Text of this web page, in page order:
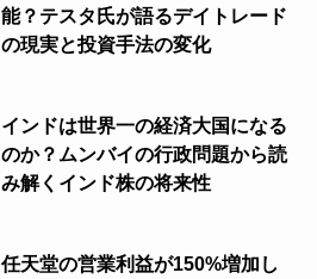
能？テスタ氏が語るデイトレード
の現実と投資手法の変化
インドは世界一の経済大国になる
のか？ムンバイの行政問題から読
み解くインド株の将来性
任天堂の営業利益が150%増加し